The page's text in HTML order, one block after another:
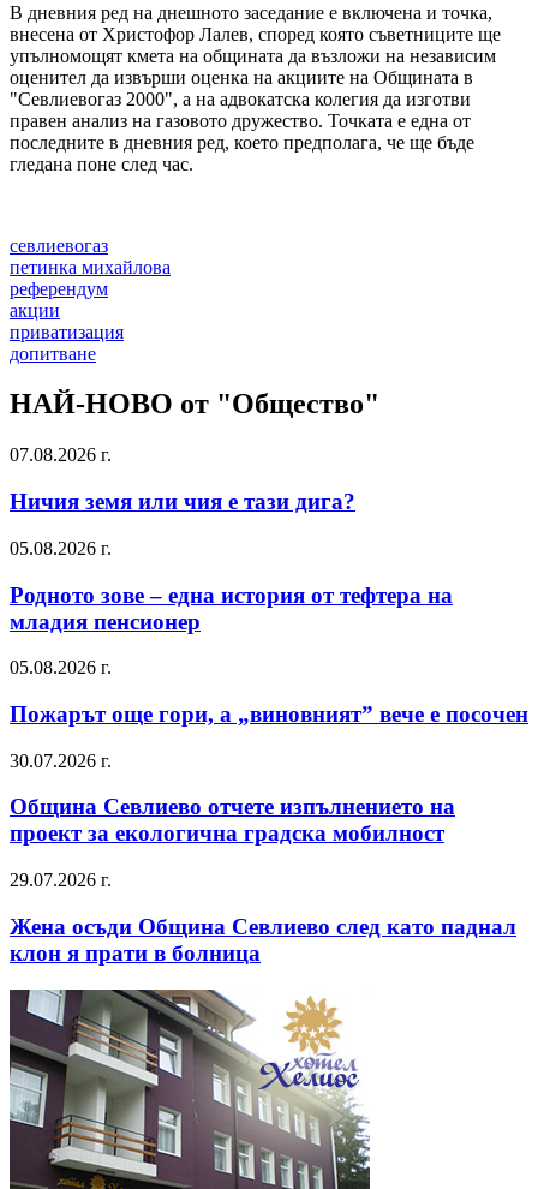
В дневния ред на днешното заседание е включена и точка,
внесена от Христофор Лалев, според която съветниците ще
упълномощят кмета на общината да възложи на независим
оценител да извърши оценка на акциите на Общината в
"Севлиевогаз 2000", а на адвокатска колегия да изготви
правен анализ на газовото дружество. Точката е една от
последните в дневния ред, което предполага, че ще бъде
гледана поне след час.
севлиевогаз
петинка михайлова
референдум
акции
приватизация
допитване
НАЙ-НОВО от "Общество"
07.08.2026 г.
Ничия земя или чия е тази дига?
05.08.2026 г.
Родното зове – една история от тефтера на
младия пенсионер
05.08.2026 г.
Пожарът още гори, а „виновният” вече е посочен
30.07.2026 г.
Община Севлиево отчете изпълнението на
проект за екологична градска мобилност
29.07.2026 г.
Жена осъди Община Севлиево след като паднал
клон я прати в болница